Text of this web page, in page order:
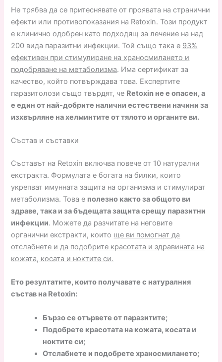
Не трябва да се притеснявате от проявата на странични
ефекти или противопоказания на Retoxin. Този продукт
е клинично одобрен като подходящ за лечение на над
200 вида паразитни инфекции. Той също така е 93%
ефективен при стимулиране на храносмилането и
подобряване на метаболизма. Има сертификат за
качество, който потвърждава това. Експертите
паразитолози също твърдят, че Retoxin не е опасен, а
е един от най-добрите налични естествени начини за
изхвърляне на хелминтите от тялото и органите ви.
Състав и съставки
Съставът на Retoxin включва повече от 10 натурални
екстракта. Формулата е богата на билки, които
укрепват имунната защита на организма и стимулират
метаболизма. Това е полезно както за общото ви
здраве, така и за бъдещата защита срещу паразитни
инфекции. Можете да разчитате на неговите
органични екстракти, които ще ви помогнат да
отслабнете и да подобрите красотата и здравината на
кожата, косата и ноктите си.
Ето резултатите, които получавате с натуралния
състав на Retoxin:
Бързо се отървете от паразитите;
Подобрете красотата на кожата, косата и
ноктите си;
Отслабнете и подобрете храносмилането;